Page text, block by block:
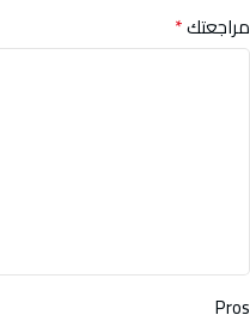
مراجعتك*
Pros